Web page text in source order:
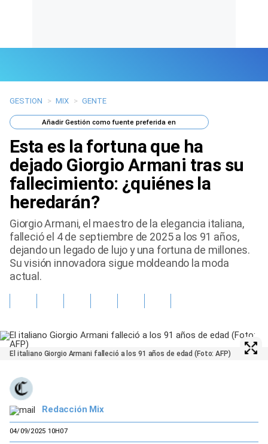
Últimas Noticias
Mi Bolsillo
Respuestas
Gente
Tendencias Mix
Sports
GESTION > MIX > GENTE
AñadirGestión como fuente preferida en
Esta es la fortuna que ha
dejado Giorgio Armani tras su
fallecimiento: ¿quiénes la
heredarán?
Giorgio Armani, el maestro de la elegancia italiana,
falleció el 4 de septiembre de 2025 a los 91 años,
dejando un legado de lujo y una fortuna de millones.
Su visión innovadora sigue moldeando la moda
actual.
El italiano Giorgio Armani falleció a los 91 años de edad (Foto: AFP)
Redacción Mix
04/09/2025 10H07